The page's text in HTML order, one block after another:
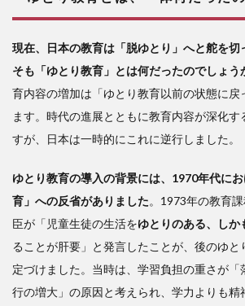
現在、日本の教育は「脱ゆとり」へと舵を切
そも「ゆとり教育」とは何だったのでしょう
育内容の増加は「ゆとり教育以前の状態に戻
ます。時代の進展とともに教育内容が深化
すが、日本は一時的にこれに逆行しました。
ゆとり教育の導入の背景には、1970年代に
育」への反省がありました。1973年の教育
臣が「児童生徒の生活をゆとりのある、しか
ることが肝要」と発言したことが、後のゆと
定づけました。当時は、学習負担の重さが「
行の増大」の原因と考えられ、学力よりも精